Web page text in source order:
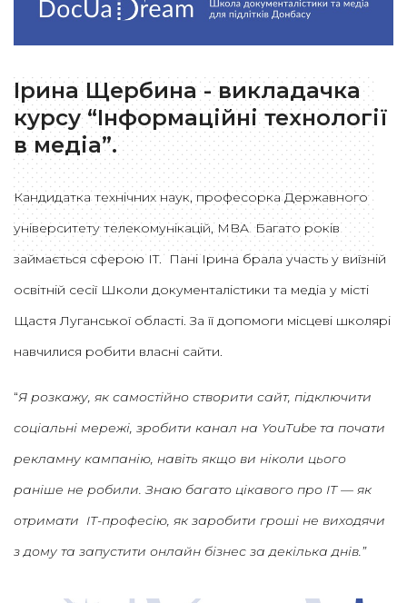
Ірина Щербина - викладачка
курсу “Інформаційні технології
в медіа”.
Кандидатка технічних наук, професорка Державного
університету телекомунікацій, MBA. Багато років
займається сферою IT. Пані Ірина брала участь у виїзній
освітній сесії Школи документалістики та медіа у місті
Щастя Луганської області. За її допомоги місцеві школярі
навчилися робити власні сайти.
“Я розкажу, як самостійно створити сайт, підключити
соціальні мережі, зробити канал на YouTube та почати
рекламну кампанію, навіть якщо ви ніколи цього
раніше не робили. Знаю багато цікавого про ІТ — як
отримати ІТ-професію, як заробити гроші не виходячи
з дому та запустити онлайн бізнес за декілька днів.”